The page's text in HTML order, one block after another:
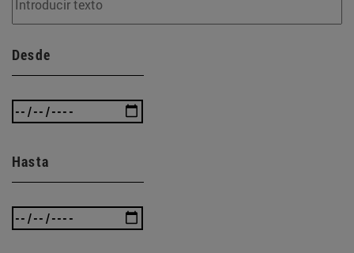
Desde
Hasta